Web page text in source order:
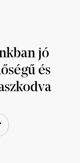
jó
és